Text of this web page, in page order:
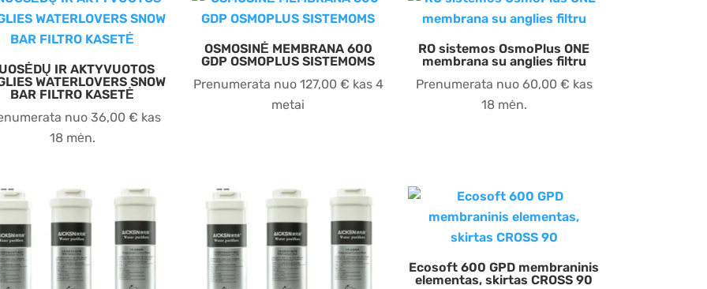
IR AKTYVUOTOS
WATERLOVERS SNOW
BAR FILTRO KASETĖ
nuo 36,00 € kas
18 mėn.
OSMOSINĖ MEMBRANA 600
GDP OSMOPLUS SISTEMOMS
Prenumerata nuo 127,00 € kas 4
metai
RO sistemos OsmoPlus ONE
membrana su anglies filtru
Prenumerata nuo 60,00 € kas
18 mėn.
Ecosoft 600 GPD membraninis
elementas, skirtas CROSS 90